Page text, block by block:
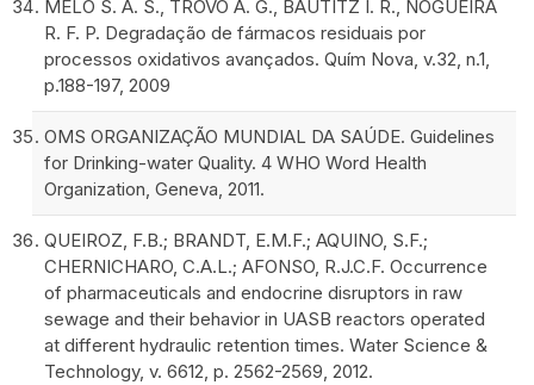
MELO S. A. S., TROVO A. G., BAUTITZ I. R., NOGUEIRA
R. F. P. Degradação de fármacos residuais por
processos oxidativos avançados. Quím Nova, v.32, n.1,
p.188-197, 2009
OMS ORGANIZAÇÃO MUNDIAL DA SAÚDE. Guidelines
for Drinking-water Quality. 4 WHO Word Health
Organization, Geneva, 2011.
QUEIROZ, F.B.; BRANDT, E.M.F.; AQUINO, S.F.;
CHERNICHARO, C.A.L.; AFONSO, R.J.C.F. Occurrence
of pharmaceuticals and endocrine disruptors in raw
sewage and their behavior in UASB reactors operated
at different hydraulic retention times. Water Science &
Technology, v. 6612, p. 2562-2569, 2012.